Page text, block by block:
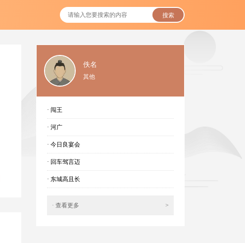
搜索
佚名
其他
· 闯王
· 河广
· 今日良宴会
· 回车驾言迈
· 东城高且长
>
· 查看更多